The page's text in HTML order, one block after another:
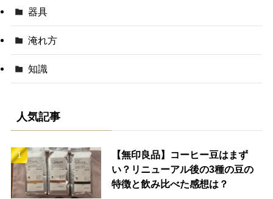
器具
淹れ方
知識
人気記事
【無印良品】コーヒー豆はまず
い？リニューアル後の3種の豆の
特徴と飲み比べた感想は？